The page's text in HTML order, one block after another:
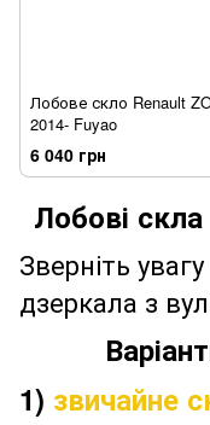
Лобове скло Renault
2014- Fuyao
6 040 грн
Лобові
Зверніть
дзеркала з
1) звичайне